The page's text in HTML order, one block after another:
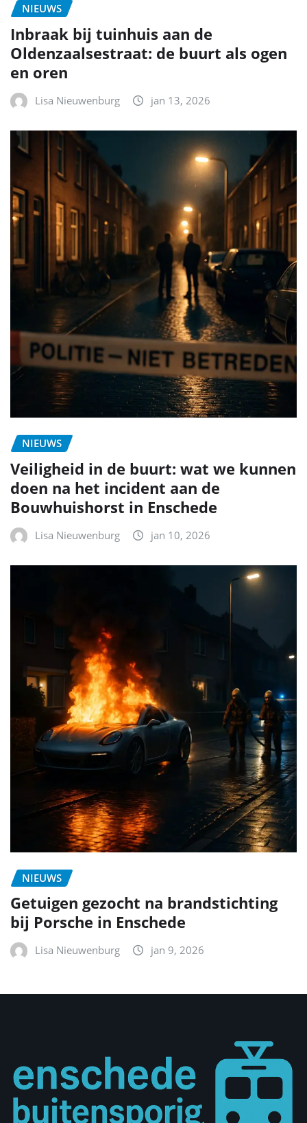
NIEUWS
Inbraak bij tuinhuis aan de
Oldenzaalsestraat: de buurt als ogen
en oren
Lisa Nieuwenburg jan 13, 2026
NIEUWS
Veiligheid in de buurt: wat we kunnen
doen na het incident aan de
Bouwhuishorst in Enschede
Lisa Nieuwenburg jan 10, 2026
NIEUWS
Getuigen gezocht na brandstichting
bij Porsche in Enschede
Lisa Nieuwenburg jan 9, 2026